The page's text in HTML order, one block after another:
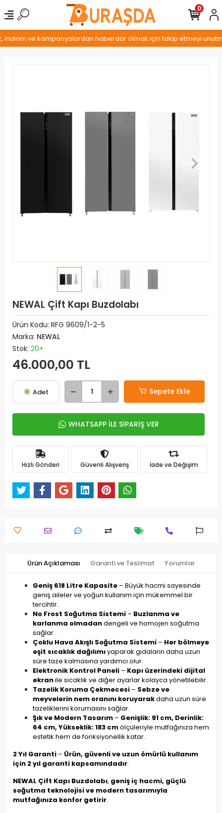
ve kampanyalardan haberdar olmak için takip etmeyi
0
NEWAL Çift Kapı Buzdolabı
Ürün Kodu: RFG 9609/1-2-5
Marka: NEWAL
Stok: 20+
46.000,00 TL
Adet Sepete Ekle
WHATSAPP İLE SİPARİŞ VER
Hızlı Gönderi Güvenli Alışveriş İade ve Değişim
Ürün Açıklaması Garanti ve Teslimat Yorumlar
Geniş 618 Litre Kapasite – Büyük hacmi sayesinde
geniş aileler ve yoğun kullanım için mükemmel bir
tercihtir.
No Frost Soğutma Sistemi – Buzlanma ve
karlanma olmadandengeli ve homojen soğutma
sağlar.
Çoklu Hava Akışlı Soğutma Sistemi – Her bölmeye
eşit sıcaklık dağılımıyaparak gıdaların daha uzun
süre taze kalmasına yardımcı olur.
Elektronik Kontrol Paneli – Kapı üzerindeki dijital
ekranile sıcaklık ve diğer ayarlar kolayca yönetilebilir.
Tazelik Koruma Çekmecesi – Sebze ve
meyvelerin nem oranını koruyarakdaha uzun süre
tazeliklerini korumasını sağlar.
Şık ve Modern Tasarım – Genişlik: 91 cm, Derinlik:
64 cm, Yükseklik: 183 cmölçüleriyle mutfağınıza hem
estetik hem de fonksiyonellik katar.
2 Yıl Garanti – Ürün, güvenli ve uzun ömürlü kullanım
için 2 yıl garanti kapsamındadır.
NEWAL Çift Kapı Buzdolabı, geniş iç hacmi, güçlü
soğutma teknolojisi ve modern tasarımıyla
mutfağınıza konfor getirir.